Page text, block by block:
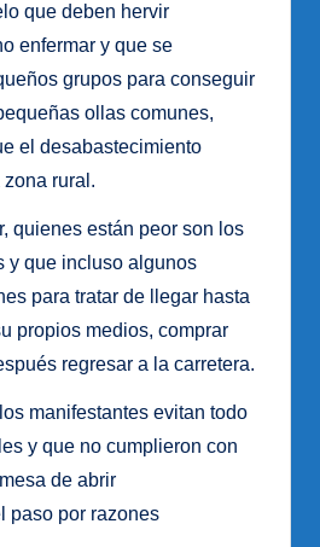
que deben hervir
enfermar y que se
grupos para conseguir
ollas comunes,
el desabastecimiento
rural.
quienes están peor son los
y que incluso algunos
para tratar de llegar hasta
propios medios, comprar
regresar a la carretera.
manifestantes evitan todo
y que no cumplieron con
de abrir
paso por razones